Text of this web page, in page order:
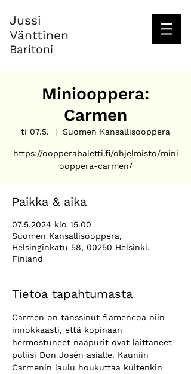
Jussi
Vänttinen
Baritoni
Miniooppera:
Carmen
ti 07.5.
  |
Suomen Kansallisooppera
https://oopperabaletti.fi/ohjelmisto/mini
ooppera-carmen/
Paikka & aika
07.5.2024 klo 15.00
Suomen Kansallisooppera,
Helsinginkatu 58, 00250 Helsinki,
Finland
Tietoa tapahtumasta
Carmen on tanssinut flamencoa niin
innokkaasti, että kopinaan
hermostuneet naapurit ovat laittaneet
poliisi Don Josén asialle. Kauniin
Carmenin laulu houkuttaa kuitenkin